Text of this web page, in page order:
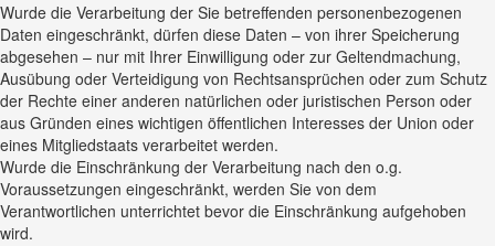
Wurde die Verarbeitung der Sie betreffenden personenbezogenen
Daten eingeschränkt, dürfen diese Daten – von ihrer Speicherung
abgesehen – nur mit Ihrer Einwilligung oder zur Geltendmachung,
Ausübung oder Verteidigung von Rechtsansprüchen oder zum Schutz
der Rechte einer anderen natürlichen oder juristischen Person oder
aus Gründen eines wichtigen öffentlichen Interesses der Union oder
eines Mitgliedstaats verarbeitet werden.
Wurde die Einschränkung der Verarbeitung nach den o.g.
Voraussetzungen eingeschränkt, werden Sie von dem
Verantwortlichen unterrichtet bevor die Einschränkung aufgehoben
wird.